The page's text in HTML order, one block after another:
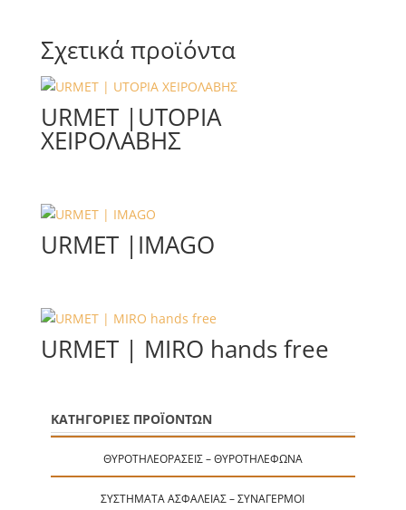
Σχετικά προϊόντα
URMET |UTOPIA
ΧΕΙΡΟΛΑΒΗΣ
URMET |IMAGO
URMET | MIRO hands free
ΚΑΤΗΓΟΡΙΕΣ ΠΡΟΪΟΝΤΩΝ
ΘΥΡΟΤΗΛΕΟΡΆΣΕΙΣ – ΘΥΡΟΤΗΛΈΦΩΝΑ
ΣΥΣΤΉΜΑΤΑ ΑΣΦΑΛΕΊΑΣ – ΣΥΝΑΓΕΡΜΟΊ